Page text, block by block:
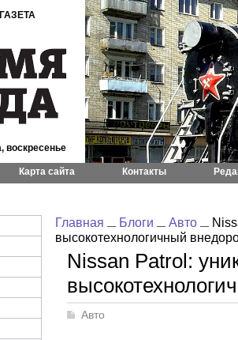
воскресенье
Карта сайта Контакты
Главная Блоги Авто
высокотехнологичный
Nissan Patrol:
Авто